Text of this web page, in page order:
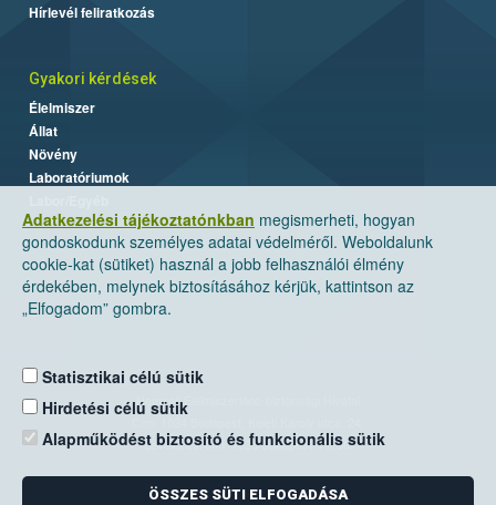
Adatkezelési tájékoztatónkban megismerheti, hogyan
gondoskodunk személyes adatai védelméről. Weboldalunk
cookie-kat (sütiket) használ a jobb felhasználói élmény
érdekében, melynek biztosításához kérjük, kattintson az
„Elfogadom” gombra.
Statisztikai célú sütik
Hirdetési célú sütik
Alapműködést biztosító és funkcionális sütik
ÖSSZES SÜTI ELFOGADÁSA
Hírlevél feliratkozás
Gyakori kérdések
Élelmiszer
Állat
Növény
Laboratóriumok
Nemzeti Élelmiszerlánc-biztonsági Hivatal
Levelezési cím: 1525 Budapest. Pf. 30.